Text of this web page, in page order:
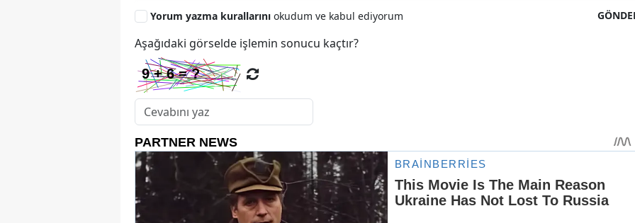
Yorum yazma kurallarını okudum ve kabul ediyorum
Aşağıdaki görselde işlemin sonucu kaçtır?